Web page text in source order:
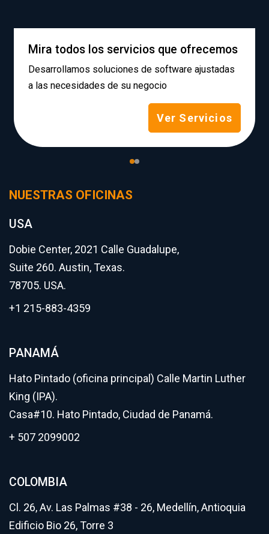
Mira todos los servicios que ofrecemos
Desarrollamos soluciones de software ajustadas
a las necesidades de su negocio
Ver Servicios
NUESTRAS OFICINAS
USA
Dobie Center, 2021 Calle Guadalupe,
Suite 260. Austin, Texas.
78705. USA.
+1 215-883-4359
PANAMÁ
Hato Pintado (oficina principal) Calle Martin Luther
King (IPA).
Casa#10. Hato Pintado, Ciudad de Panamá.
+ 507 2099002
COLOMBIA
Cl. 26, Av. Las Palmas #38 - 26, Medellín, Antioquia
Edificio Bio 26, Torre 3